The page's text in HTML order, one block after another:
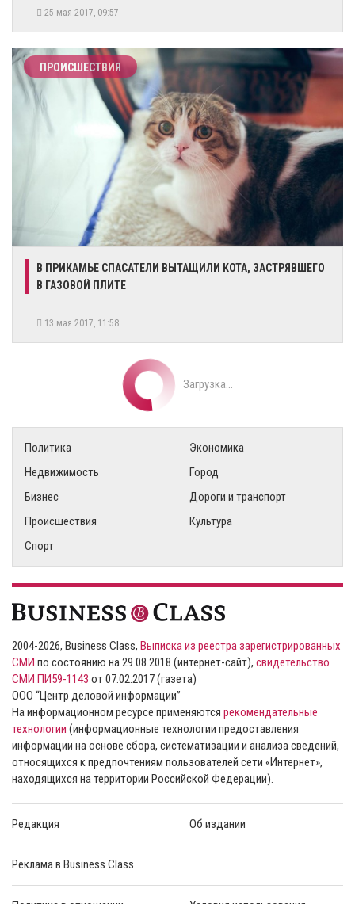
25 мая 2017, 09:57
ПРОИСШЕСТВИЯ
В ПРИКАМЬЕ СПАСАТЕЛИ ВЫТАЩИЛИ КОТА, ЗАСТРЯВШЕГО
В ГАЗОВОЙ ПЛИТЕ
13 мая 2017, 11:58
Загрузка...
Политика
Экономика
Недвижимость
Город
Бизнес
Дороги и транспорт
Происшествия
Культура
Спорт
2004-2026, Business Class, Выписка из реестра зарегистрированных
СМИ по состоянию на 29.08.2018 (интернет-сайт), свидетельство
СМИ ПИ59-1143 от 07.02.2017 (газета)
ООО “Центр деловой информации”
На информационном ресурсе применяются рекомендательные
технологии (информационные технологии предоставления
информации на основе сбора, систематизации и анализа сведений,
относящихся к предпочтениям пользователей сети «Интернет»,
находящихся на территории Российской Федерации).
Редакция Об издании
Реклама в Business Class